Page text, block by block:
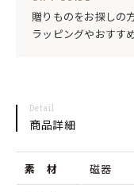
ザ
ン
プ
ボ
ウ
ザ
ン
ボ
ウ
贈りものをお探しの
ラッピングやおすす
Detail
商品詳細
素 材 磁器